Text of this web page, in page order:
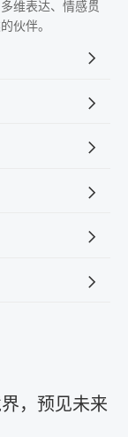
维表达、情感贯
伙伴。
，预见未来